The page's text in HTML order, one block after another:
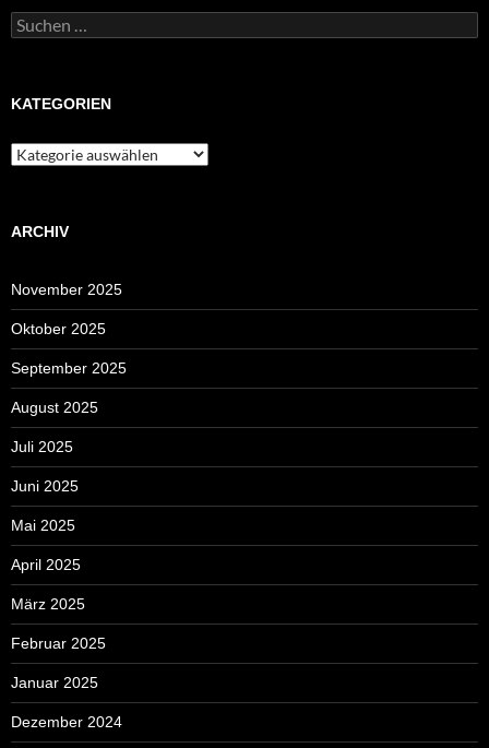
Suchen
nach:
KATEGORIEN
Kategorien
ARCHIV
November 2025
Oktober 2025
September 2025
August 2025
Juli 2025
Juni 2025
Mai 2025
April 2025
März 2025
Februar 2025
Januar 2025
Dezember 2024